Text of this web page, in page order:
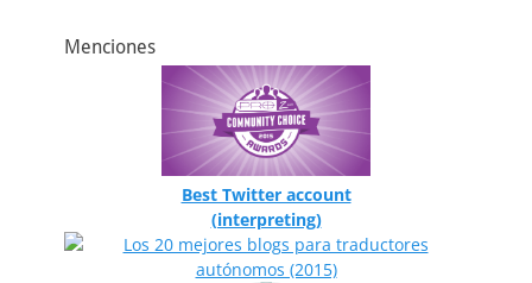
Menciones
Best Twitter account
(interpreting)